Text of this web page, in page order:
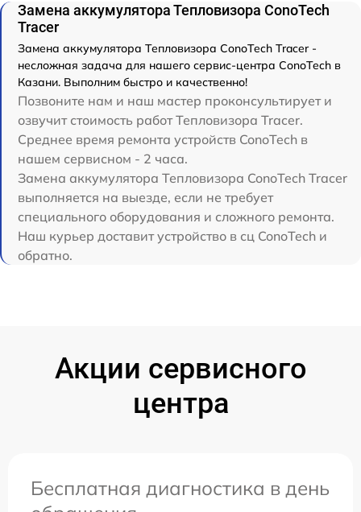
Замена аккумулятора Тепловизора ConoTech
Tracer
Замена аккумулятора Тепловизора ConoTech Tracer -
несложная задача для нашего сервис-центра ConoTech в
Казани. Выполним быстро и качественно!
Позвоните нам и наш мастер проконсультирует и
озвучит стоимость работ Тепловизора Tracer.
Среднее время ремонта устройств ConoTech в
нашем сервисном - 2 часа.
Замена аккумулятора Тепловизора ConoTech Tracer
выполняется на выезде, если не требует
специального оборудования и сложного ремонта.
Наш курьер доставит устройство в сц ConoTech и
обратно.
Акции сервисного
центра
Бесплатная диагностика в день